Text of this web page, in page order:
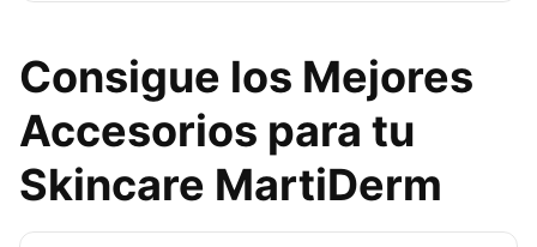
Consigue los Mejores
Accesorios para tu
Skincare MartiDerm